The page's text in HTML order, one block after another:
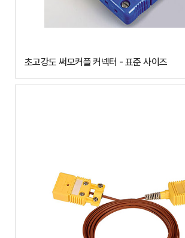
초고강도 써모커플 커넥터 - 표준 사이즈